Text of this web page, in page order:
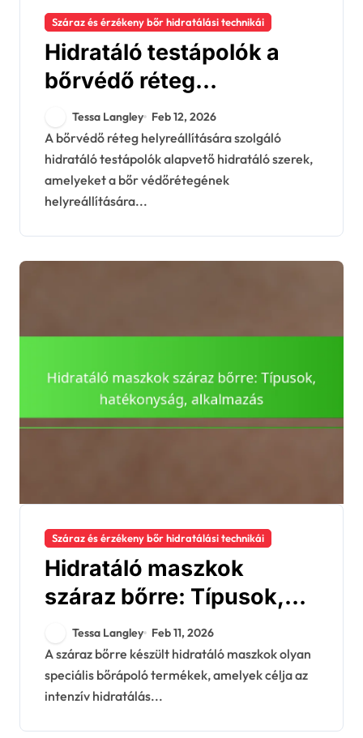
Száraz és érzékeny bőr hidratálási technikái
Hidratáló testápolók a
bőrvédő réteg
helyreállításához:
Összetevők,
Hatékonyság, Tippek
Tessa Langley Feb 12, 2026
A bőrvédő réteg helyreállítására szolgáló
hidratáló testápolók alapvető hidratáló szerek,
amelyeket a bőr védőrétegének
helyreállítására...
Száraz és érzékeny bőr hidratálási technikái
Hidratáló maszkok
száraz bőrre: Típusok,
hatékonyság, alkalmazás
Tessa Langley Feb 11, 2026
A száraz bőrre készült hidratáló maszkok olyan
speciális bőrápoló termékek, amelyek célja az
intenzív hidratálás...